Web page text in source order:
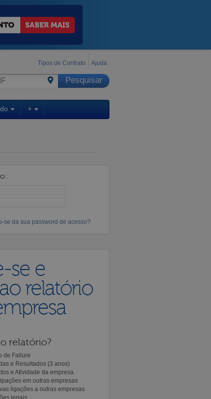
Tipos de Contrato Ajuda
+
se da sua password de acesso?
se e
relatório
relatório?
de Failure
e Resultados (3 anos)
e Atividade da empresa
em outras empresas
ligações a outras empresas
legais